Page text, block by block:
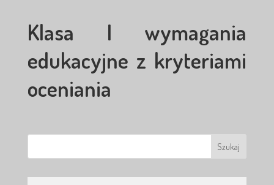
Klasa I wymagania
edukacyjne z kryteriami
oceniania